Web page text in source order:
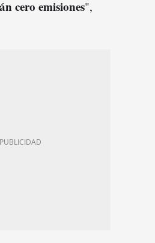
cero emisiones",